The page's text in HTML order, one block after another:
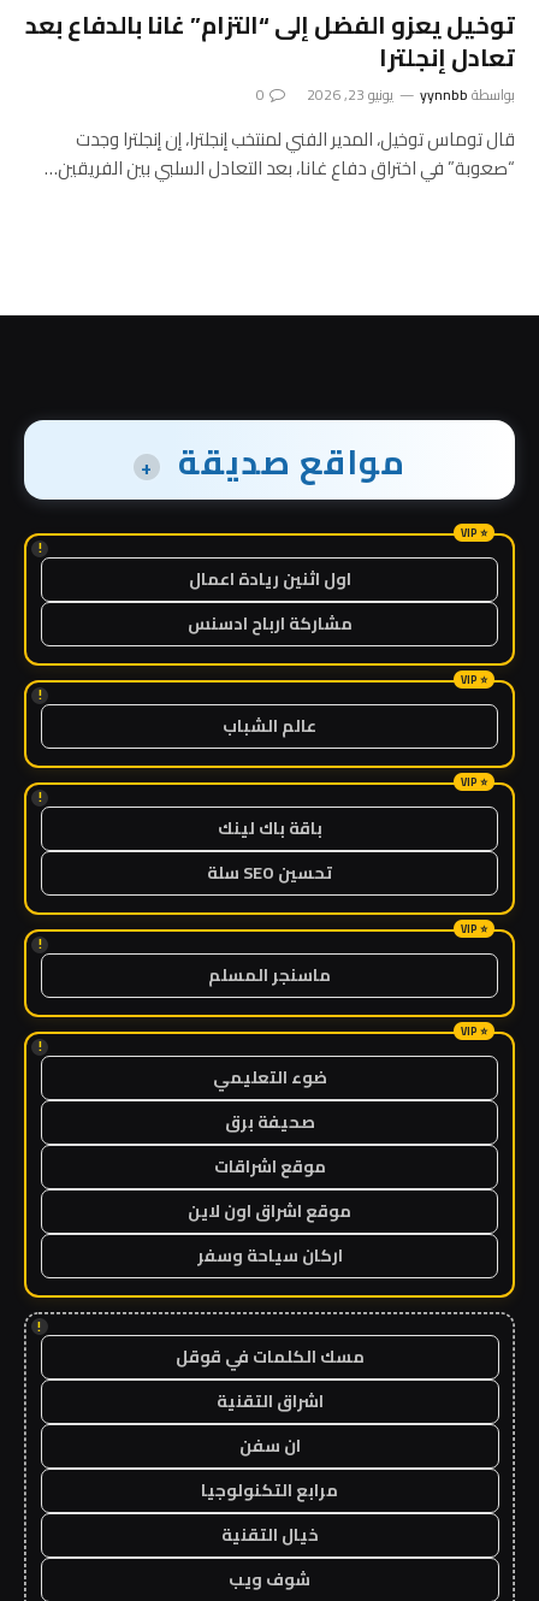
توخيل يعزو الفضل إلى “التزام” غانا بالدفاع بعد
تعادل إنجلترا
بواسطةyynnbb يونيو 23, 2026 0
قال توماس توخيل، المدير الفني لمنتخب إنجلترا، إن إنجلترا وجدت
“صعوبة” في اختراق دفاع غانا، بعد التعادل السلبي بين الفريقين…
مواقع صديقة +
!
اول اثنين ريادة اعمال
مشاركة ارباح ادسنس
!
عالم الشباب
!
باقة باك لينك
تحسين SEO سلة
!
ماسنجر المسلم
!
ضوء التعليمي
صحيفة برق
موقع اشراقات
موقع اشراق اون لاين
اركان سياحة وسفر
!
مسك الكلمات في قوقل
اشراق التقنية
ان سفن
مرابع التكنولوجيا
خيال التقنية
شوف ويب